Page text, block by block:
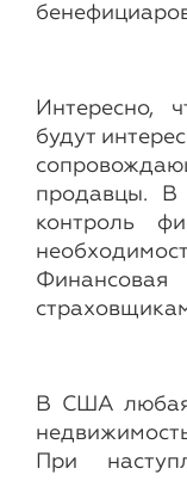
Интересно,
будут
продавцы. В
контроль
В США любая
При